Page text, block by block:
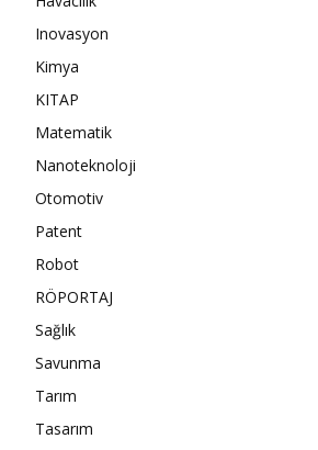
Inovasyon
Kimya
KITAP
Matematik
Nanoteknoloji
Otomotiv
Patent
Robot
RÖPORTAJ
Sağlık
Savunma
Tarım
Tasarım